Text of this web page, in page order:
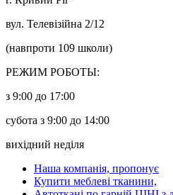
вул. Телевізійна 2/12
(навпроти 109 школи)
РЕЖИМ РОБОТЫ:
з 9:00 до 17:00
субота з 9:00 до 14:00
вихідний неділя
Наша компанія, пропонує
Купити меблеві тканини,